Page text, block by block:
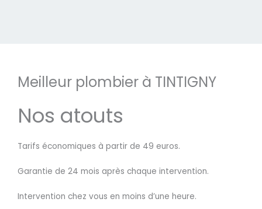
Meilleur plombier à TINTIGNY
Nos atouts
Tarifs économiques à partir de 49 euros.
Garantie de 24 mois après chaque intervention.
Intervention chez vous en moins d’une heure.